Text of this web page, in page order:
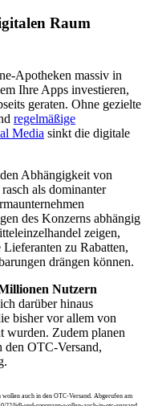
Raum
Apotheken massiv in
Ihre Apps investieren,
geraten. Ohne gezielte
regelmäßige
Media sinkt die digitale
Abhängigkeit von
als dominanter
des Konzerns abhängig
zeigen,
zu Rabatten,
drängen können.
Nutzern
darüber hinaus
bisher vor allem von
wurden. Zudem planen
den OTC-Versand,
auch in den OTC-Versand. Abgerufen am